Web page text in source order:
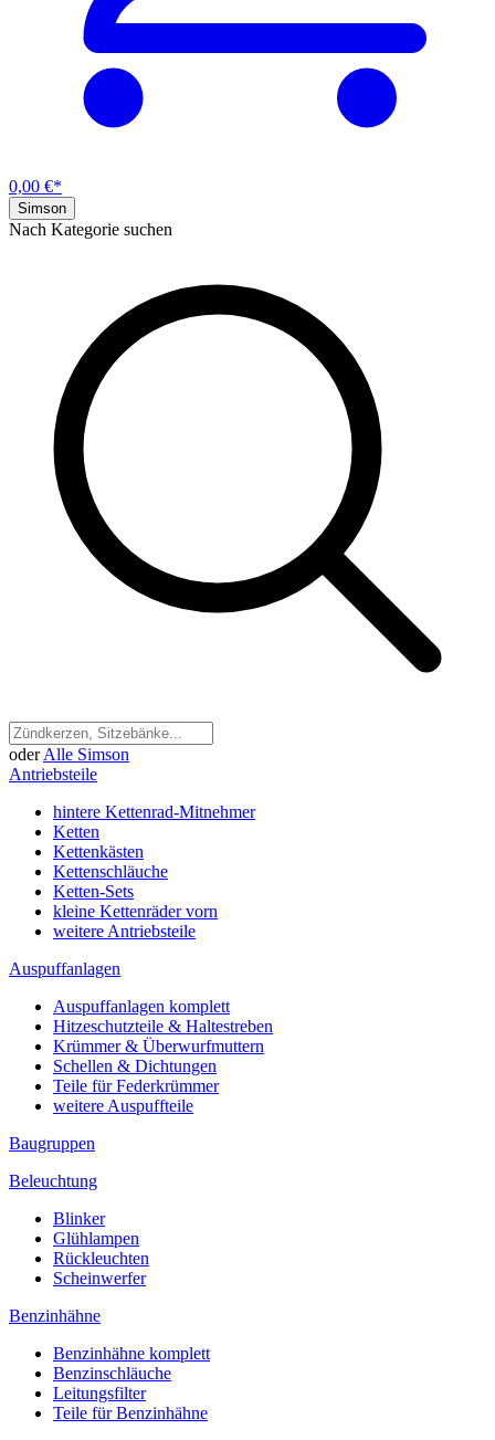
0,00 €*
Simson
Nach Kategorie suchen
oder Alle Simson
Antriebsteile
hintere Kettenrad-Mitnehmer
Ketten
Kettenkästen
Kettenschläuche
Ketten-Sets
kleine Kettenräder vorn
weitere Antriebsteile
Auspuffanlagen
Auspuffanlagen komplett
Hitzeschutzteile & Haltestreben
Krümmer & Überwurfmuttern
Schellen & Dichtungen
Teile für Federkrümmer
weitere Auspuffteile
Baugruppen
Beleuchtung
Blinker
Glühlampen
Rückleuchten
Scheinwerfer
Benzinhähne
Benzinhähne komplett
Benzinschläuche
Leitungsfilter
Teile für Benzinhähne